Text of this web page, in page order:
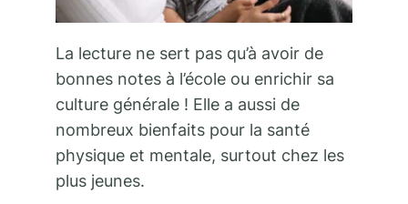
La lecture ne sert pas qu’à avoir de
bonnes notes à l’école ou enrichir sa
culture générale ! Elle a aussi de
nombreux bienfaits pour la santé
physique et mentale, surtout chez les
plus jeunes.